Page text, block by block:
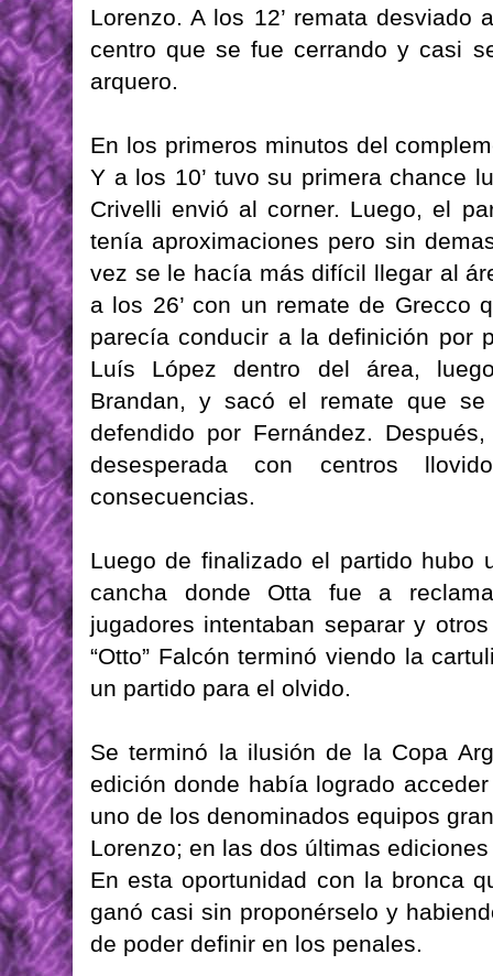
Lorenzo. A los 12’ remata desviado
centro que se fue cerrando y casi
arquero.
En los primeros minutos del
Y a los 10’ tuvo su primera chance
Crivelli envió al corner. Luego, el
tenía aproximaciones pero sin
vez se le hacía más difícil llegar al
a los 26’ con un remate de Grecco
parecía conducir a la definición por
Luís López dentro del área,
Brandan, y sacó el remate que
defendido por Fernández.
desesperada con centros
consecuencias.
Luego de finalizado el partido hubo
cancha donde Otta fue a
jugadores intentaban separar y
“Otto” Falcón terminó viendo la
un partido para el olvido.
Se terminó la ilusión de la Copa
edición donde había logrado
uno de los denominados equipos
Lorenzo; en las dos últimas
En esta oportunidad con la bronca
ganó casi sin proponérselo y
de poder definir en los penales.